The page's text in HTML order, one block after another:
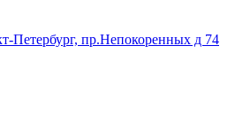
Петербург, пр.Непокоренных д 74